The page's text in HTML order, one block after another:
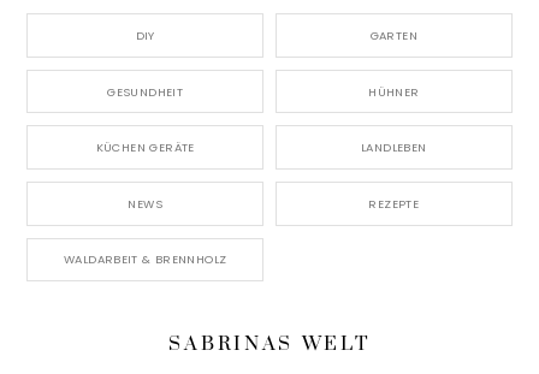
DIY GARTEN
GESUNDHEIT HÜHNER
KÜCHEN GERÄTE LANDLEBEN
NEWS REZEPTE
WALDARBEIT & BRENNHOLZ
SABRINAS WELT